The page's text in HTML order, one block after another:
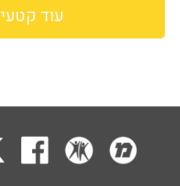
עוד